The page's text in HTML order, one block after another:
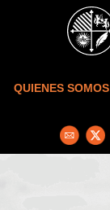
Skip to main content
QUIENES SOMOS